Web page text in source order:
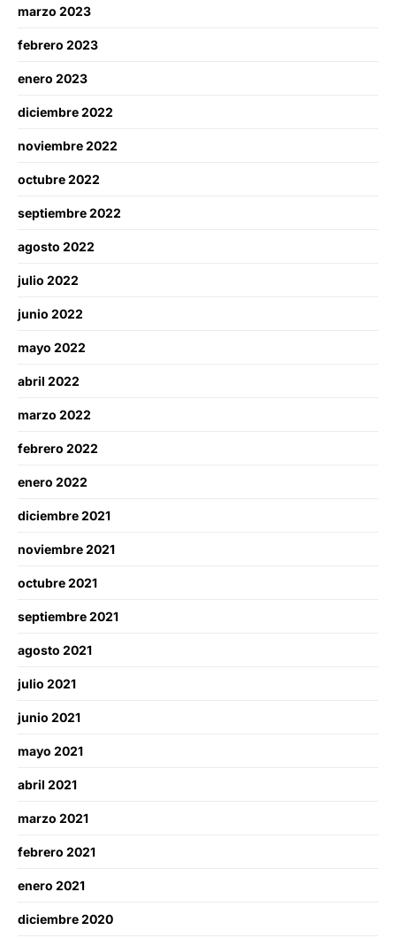
marzo 2023
febrero 2023
enero 2023
diciembre 2022
noviembre 2022
octubre 2022
septiembre 2022
agosto 2022
julio 2022
junio 2022
mayo 2022
abril 2022
marzo 2022
febrero 2022
enero 2022
diciembre 2021
noviembre 2021
octubre 2021
septiembre 2021
agosto 2021
julio 2021
junio 2021
mayo 2021
abril 2021
marzo 2021
febrero 2021
enero 2021
diciembre 2020